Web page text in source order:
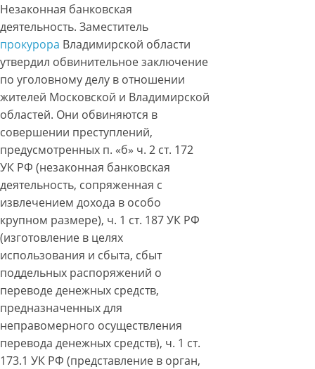
Незаконная банковская
деятельность. Заместитель
прокурора Владимирской области
утвердил обвинительное заключение
по уголовному делу в отношении
жителей Московской и Владимирской
областей. Они обвиняются в
совершении преступлений,
предусмотренных п. «б» ч. 2 ст. 172
УК РФ (незаконная банковская
деятельность, сопряженная с
извлечением дохода в особо
крупном размере), ч. 1 ст. 187 УК РФ
(изготовление в целях
использования и сбыта, сбыт
поддельных распоряжений о
переводе денежных средств,
предназначенных для
неправомерного осуществления
перевода денежных средств), ч. 1 ст.
173.1 УК РФ (представление в орган,